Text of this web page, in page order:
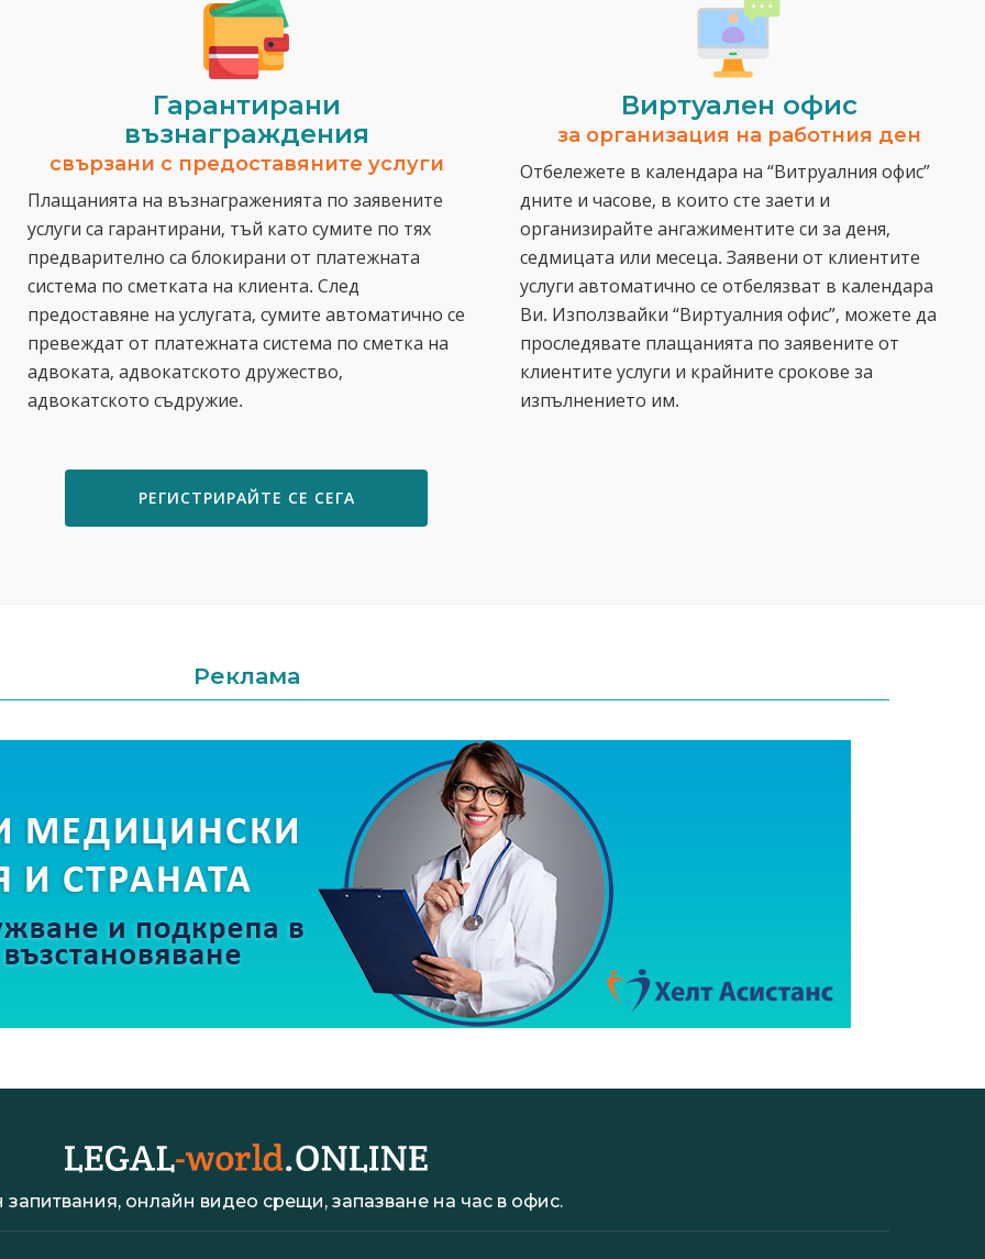
Гарантирани
възнаграждения
свързани с предоставяните услуги
Плащанията на възнаграженията по заявените
услуги са гарантирани, тъй като сумите по тях
предварително са блокирани от платежната
система по сметката на клиента. След
предоставяне на услугата, сумите автоматично се
превеждат от платежната система по сметка на
адвоката, адвокатското дружество,
адвокатското съдружие.
Виртуален офис
за организация на работния ден
Отбележете в календара на “Витруалния офис”
дните и часове, в които сте заети и
организирайте ангажиментите си за деня,
седмицата или месеца. Заявени от клиентите
услуги автоматично се отбелязват в календара
Ви. Използвайки “Виртуалния офис”, можете да
проследявате плащанията по заявените от
клиентите услуги и крайните срокове за
изпълнението им.
РЕГИСТРИРАЙТЕ СЕ СЕГА
Реклама
онлайн видео срещи, запазване на час в офис.